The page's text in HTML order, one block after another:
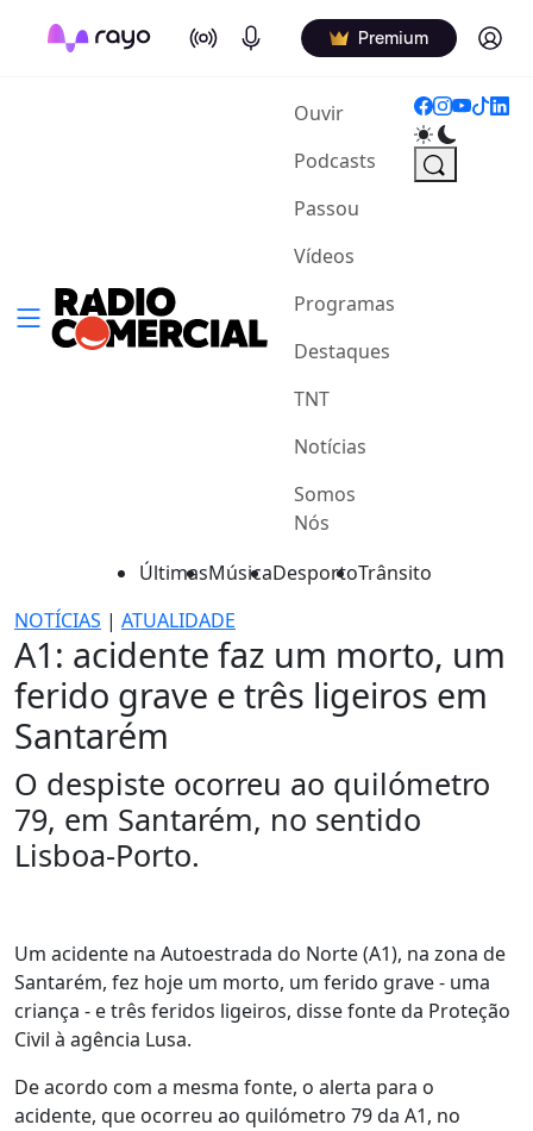
On Air Podcasts Premium Log in
Ouvir(current)
Podcasts
Passou
Vídeos
Programas
Destaques
TNT
Notícias
Somos
Nós
ÚltimasMúsicaDesportoTrânsito
NOTÍCIAS | ATUALIDADE
A1: acidente faz um morto, um
ferido grave e três ligeiros em
Santarém
O despiste ocorreu ao quilómetro
79, em Santarém, no sentido
Lisboa-Porto.
Um acidente na Autoestrada do Norte (A1), na zona de
Santarém, fez hoje um morto, um ferido grave - uma
criança - e três feridos ligeiros, disse fonte da Proteção
Civil à agência Lusa.
De acordo com a mesma fonte, o alerta para o
acidente, que ocorreu ao quilómetro 79 da A1, no